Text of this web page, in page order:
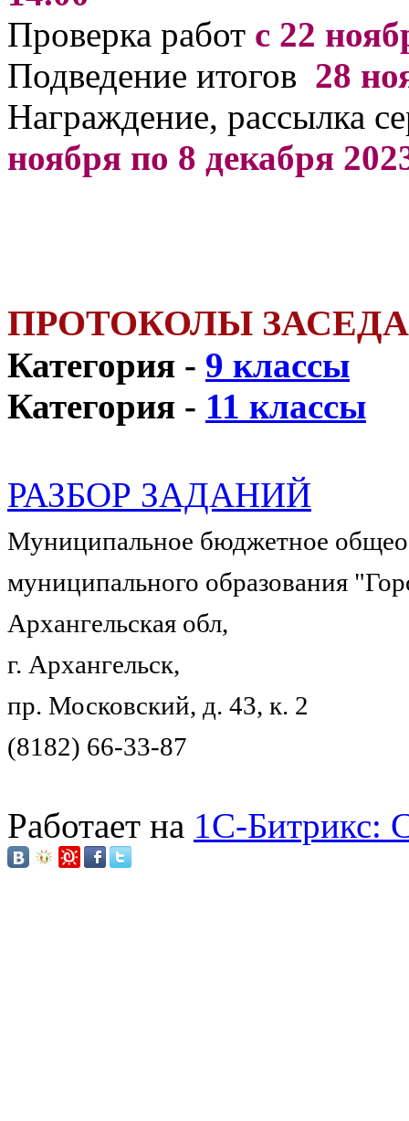
Проверка работ с 22
Подведение итогов 28
Награждение, рассылка
ноября по 8 декабря
ПРОТОКОЛЫ
Категория - 9 классы
Категория - 11 классы
РАЗБОР ЗАДАНИЙ
Муниципальное бюджетное
муниципального образования
Архангельская обл,
г. Архангельск,
пр. Московский, д. 43, к. 2
(8182) 66-33-87
Работает на 1C-Битрикс: